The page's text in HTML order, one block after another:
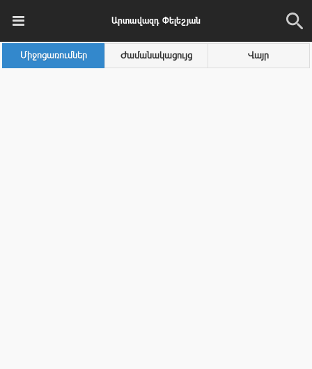
Արտավազդ Փելեշյան
Միջոցառումներ Ժամանակացույց Վայր